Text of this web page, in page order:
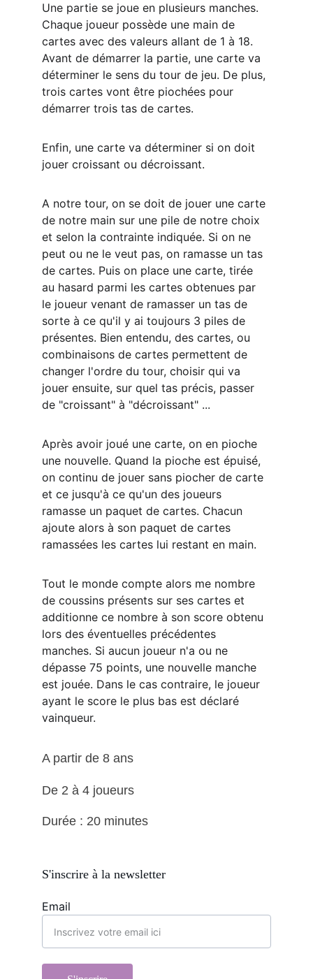
Une partie se joue en plusieurs manches.
Chaque joueur possède une main de
cartes avec des valeurs allant de 1 à 18.
Avant de démarrer la partie, une carte va
déterminer le sens du tour de jeu. De plus,
trois cartes vont être piochées pour
démarrer trois tas de cartes.
Enfin, une carte va déterminer si on doit
jouer croissant ou décroissant.
A notre tour, on se doit de jouer une carte
de notre main sur une pile de notre choix
et selon la contrainte indiquée. Si on ne
peut ou ne le veut pas, on ramasse un tas
de cartes. Puis on place une carte, tirée
au hasard parmi les cartes obtenues par
le joueur venant de ramasser un tas de
sorte à ce qu'il y ai toujours 3 piles de
présentes. Bien entendu, des cartes, ou
combinaisons de cartes permettent de
changer l'ordre du tour, choisir qui va
jouer ensuite, sur quel tas précis, passer
de "croissant" à "décroissant" ...
Après avoir joué une carte, on en pioche
une nouvelle. Quand la pioche est épuisé,
on continu de jouer sans piocher de carte
et ce jusqu'à ce qu'un des joueurs
ramasse un paquet de cartes. Chacun
ajoute alors à son paquet de cartes
ramassées les cartes lui restant en main.
Tout le monde compte alors me nombre
de coussins présents sur ses cartes et
additionne ce nombre à son score obtenu
lors des éventuelles précédentes
manches. Si aucun joueur n'a ou ne
dépasse 75 points, une nouvelle manche
est jouée. Dans le cas contraire, le joueur
ayant le score le plus bas est déclaré
vainqueur.
A partir de 8 ans
De 2 à 4 joueurs
Durée : 20 minutes
Email
S'inscrire à la newsletter